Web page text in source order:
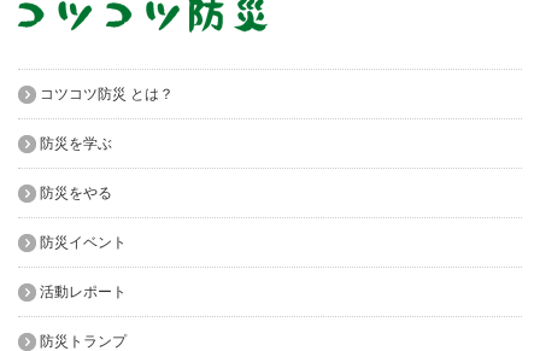
コツコツ防災 とは？
防災を学ぶ
防災をやる
防災イベント
活動レポート
防災トランプ